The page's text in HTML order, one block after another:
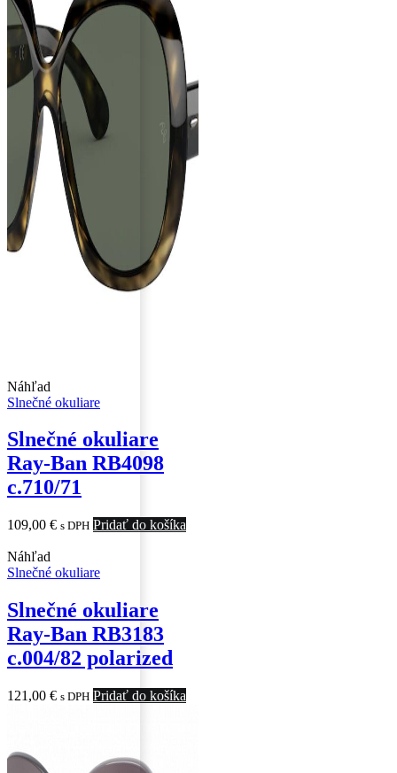
Náhľad
Slnečné okuliare
Slnečné okuliare
Ray-Ban RB4098
c.710/71
109,00 € s DPH Pridať do košíka
Náhľad
Slnečné okuliare
Slnečné okuliare
Ray-Ban RB3183
c.004/82 polarized
121,00 € s DPH Pridať do košíka